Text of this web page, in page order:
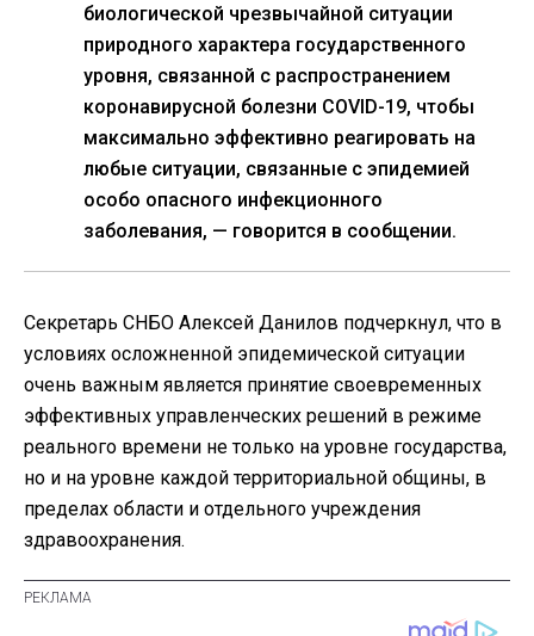
биологической чрезвычайной ситуации
природного характера государственного
уровня, связанной с распространением
коронавирусной болезни COVID-19, чтобы
максимально эффективно реагировать на
любые ситуации, связанные с эпидемией
особо опасного инфекционного
заболевания, — говорится в сообщении.
Секретарь СНБО Алексей Данилов подчеркнул, что в
условиях осложненной эпидемической ситуации
очень важным является принятие своевременных
эффективных управленческих решений в режиме
реального времени не только на уровне государства,
но и на уровне каждой территориальной общины, в
пределах области и отдельного учреждения
здравоохранения.